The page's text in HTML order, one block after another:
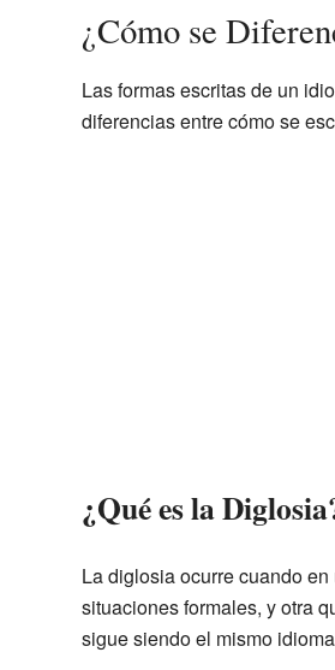
¿Cómo se
Las formas escritas de un
diferencias entre cómo se
¿Qué es la
La diglosia ocurre cuando
situaciones formales, y otra
sigue siendo el mismo